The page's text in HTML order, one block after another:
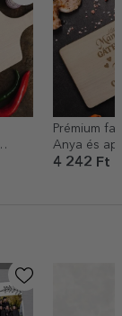
Prémium fa
Anya és
4 242 Ft